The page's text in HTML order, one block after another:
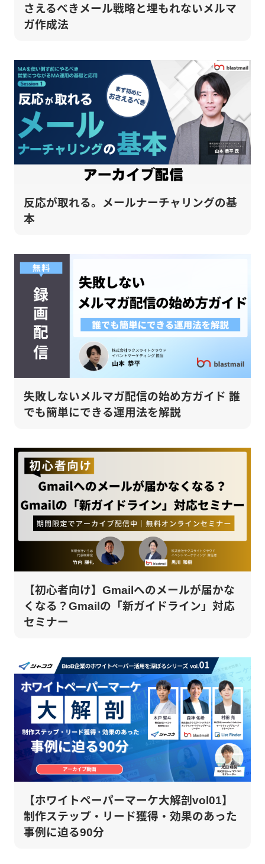
さえるべきメール戦略と埋もれないメルマ
ガ作成法
反応が取れる。メールナーチャリングの基
本
失敗しないメルマガ配信の始め方ガイド 誰
でも簡単にできる運用法を解説
【初心者向け】Gmailへのメールが届かな
くなる？Gmailの「新ガイドライン」対応
セミナー
【ホワイトペーパーマーケ大解剖vol01】
制作ステップ・リード獲得・効果のあった
事例に迫る90分